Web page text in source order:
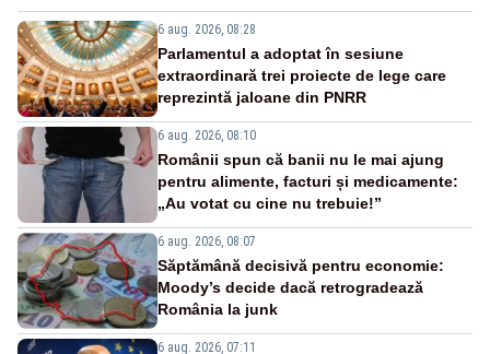
6 aug. 2026, 08:28
Parlamentul a adoptat în sesiune
extraordinară trei proiecte de lege care
reprezintă jaloane din PNRR
6 aug. 2026, 08:10
Românii spun că banii nu le mai ajung
pentru alimente, facturi și medicamente:
„Au votat cu cine nu trebuie!”
6 aug. 2026, 08:07
Săptămână decisivă pentru economie:
Moody’s decide dacă retrogradează
România la junk
6 aug. 2026, 07:11